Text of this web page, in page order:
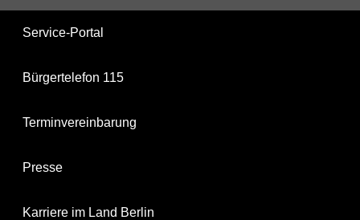
Service-Portal
Bürgertelefon 115
Terminvereinbarung
Presse
Karriere im Land Berlin